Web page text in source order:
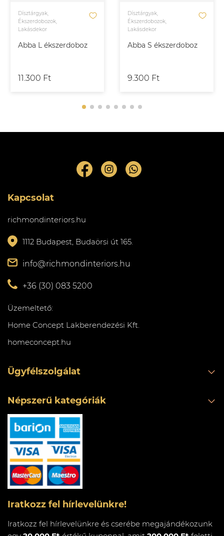
Abba L ékszerdoboz
Dísztárgyak,
Ékszerdobozok,
Lakásdekor
11.300 Ft
Abba S ékszerdoboz
Dísztárgyak,
Ékszerdobozok,
Lakásdekor
9.300 Ft
Kapcsolat
richmondinteriors.hu
1112 Budapest, Budaörsi út 165.
info@richmondinteriors.hu
+36 (30) 083 5200
Üzemeltető:
Home Concept Lakberendezési Kft.
homeconcept.hu
Ügyfélszolgálat
Népszerű kategóriák
Iratkozz fel hírlevelünkre!
Iratkozz fel hírlevelünkre és cserébe megajándékozunk